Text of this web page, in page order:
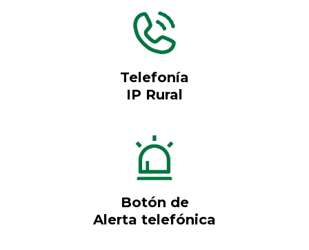
Telefonía
IP Rural
Botón de
Alerta telefónica